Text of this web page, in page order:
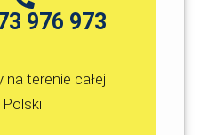
976 973
na terenie całej
Polski